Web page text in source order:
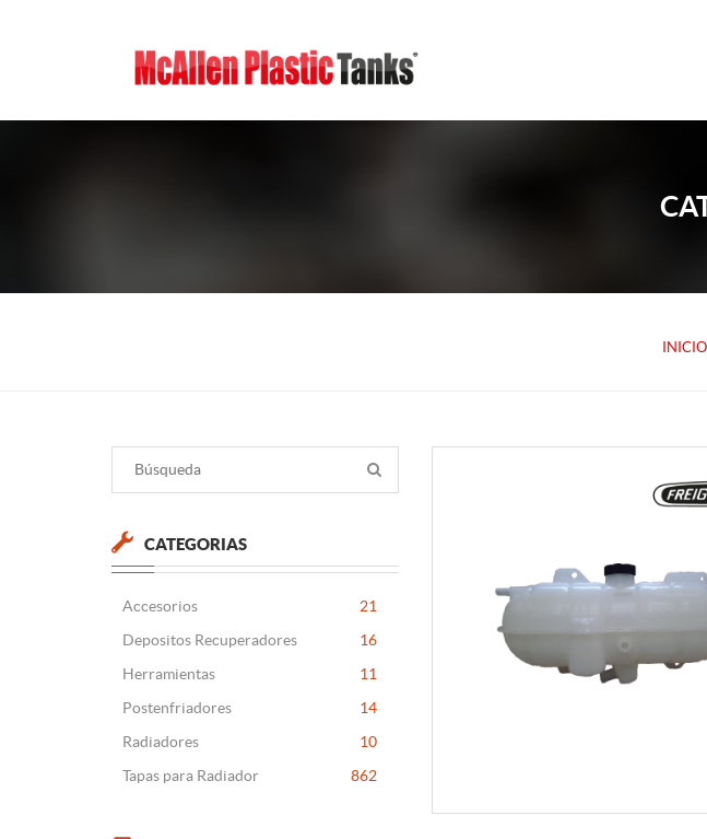
INICIO
CATEGORIAS
Accesorios
21
Depositos Recuperadores
16
Herramientas
11
Postenfriadores
14
Radiadores
10
Tapas para Radiador
862